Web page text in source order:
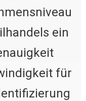
ein
für